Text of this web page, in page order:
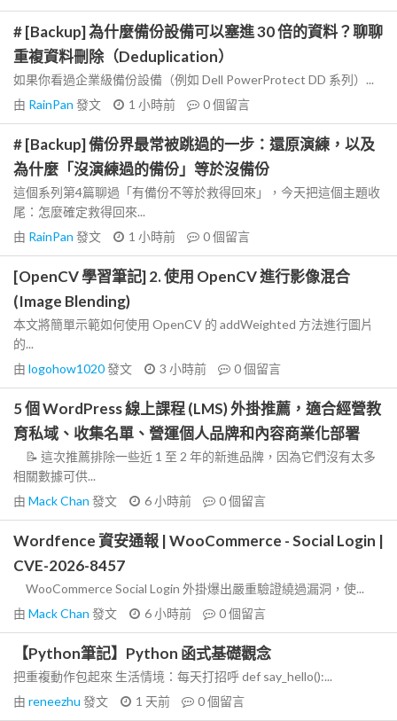
# [Backup] 為什麼備份設備可以塞進 30 倍的資料？聊聊
重複資料刪除（Deduplication）
如果你看過企業級備份設備（例如 Dell PowerProtect DD 系列）...
由 RainPan 發文 1 小時前 0個留言
# [Backup] 備份界最常被跳過的一步：還原演練，以及
為什麼「沒演練過的備份」等於沒備份
這個系列第4篇聊過「有備份不等於救得回來」，今天把這個主題收
尾：怎麼確定救得回來...
由 RainPan 發文 1 小時前 0個留言
[OpenCV 學習筆記] 2. 使用 OpenCV 進行影像混合
(Image Blending)
本文將簡單示範如何使用 OpenCV 的 addWeighted 方法進行圖片
的...
由 logohow1020發文 3 小時前 0個留言
5 個 WordPress 線上課程 (LMS) 外掛推薦，適合經營教
育私域、收集名單、營運個人品牌和內容商業化部署
📝 這次推薦排除一些近 1 至 2 年的新進品牌，因為它們沒有太多
相關數據可供...
由 Mack Chan 發文 6 小時前 0個留言
Wordfence 資安通報 | WooCommerce - Social Login |
CVE-2026-8457
WooCommerce Social Login 外掛爆出嚴重驗證繞過漏洞，使...
由 Mack Chan 發文 6 小時前 0個留言
【Python筆記】Python 函式基礎觀念
把重複動作包起來 生活情境：每天打招呼 def say_hello():...
由 reneezhu 發文 1 天前 0個留言